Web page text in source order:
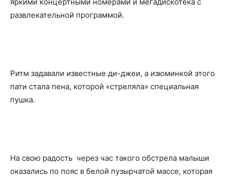
развлекательной программой.
Ритм задавали известные ди-джеи, а изюминкой этого
пати стала пена, которой «стреляла» специальная
пушка.
На свою радость через час такого обстрела малыши
оказались по пояс в белой пузырчатой массе, которая